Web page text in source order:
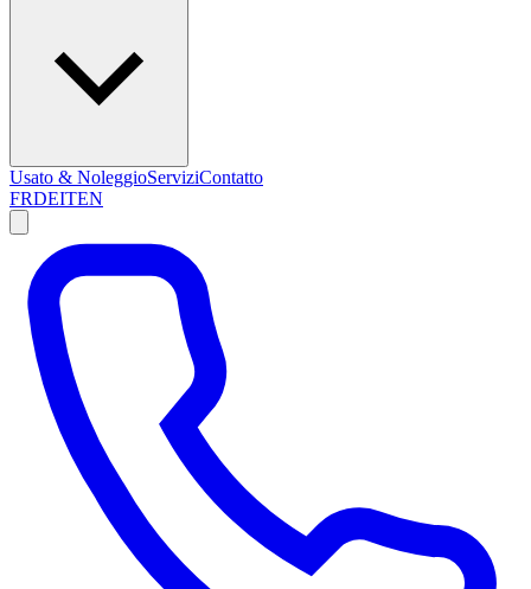
Usato & NoleggioServiziContatto
FRDEITEN